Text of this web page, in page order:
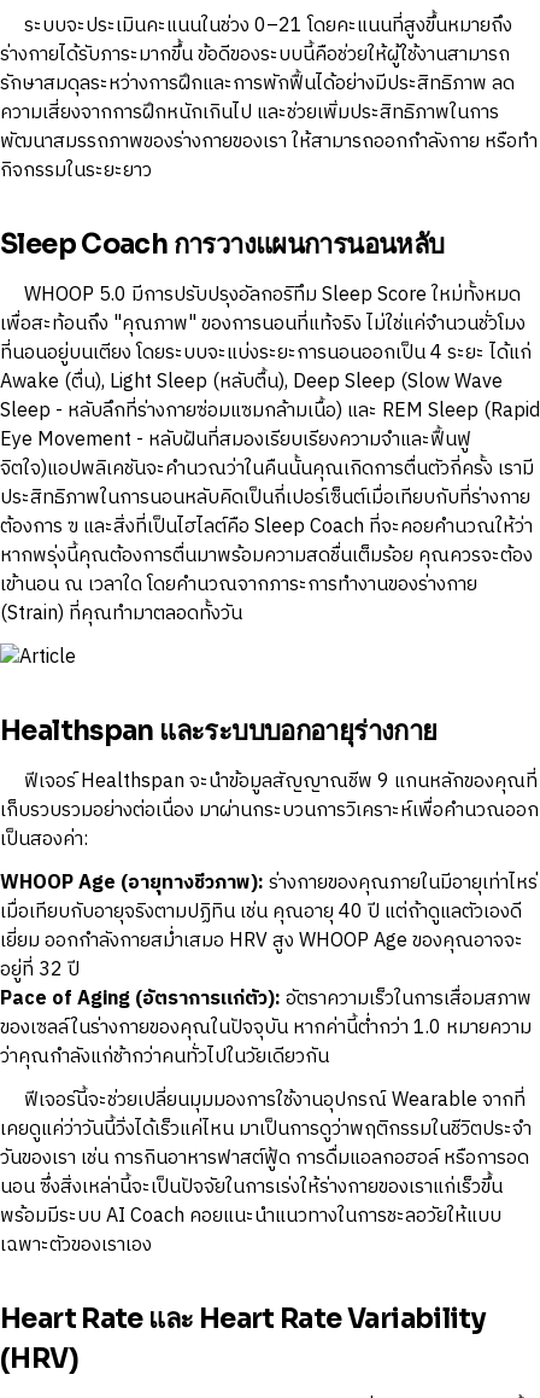
ระบบจะประเมินคะแนนในช่วง 0–21 โดยคะแนนที่สูงขึ้นหมายถึง
ร่างกายได้รับภาระมากขึ้น ข้อดีของระบบนี้คือช่วยให้ผู้ใช้งานสามารถ
รักษาสมดุลระหว่างการฝึกและการพักฟื้นได้อย่างมีประสิทธิภาพ ลด
ความเสี่ยงจากการฝึกหนักเกินไป และช่วยเพิ่มประสิทธิภาพในการ
พัฒนาสมรรถภาพของร่างกายของเรา ให้สามารถออกกำลังกาย หรือทำ
กิจกรรมในระยะยาว
Sleep Coach การวางแผนการนอนหลับ
WHOOP 5.0 มีการปรับปรุงอัลกอริทึม Sleep Score ใหม่ทั้งหมด
เพื่อสะท้อนถึง "คุณภาพ" ของการนอนที่แท้จริง ไม่ใช่แค่จำนวนชั่วโมง
ที่นอนอยู่บนเตียง โดยระบบจะแบ่งระยะการนอนออกเป็น 4 ระยะ ได้แก่
Awake (ตื่น), Light Sleep (หลับตื้น), Deep Sleep (Slow Wave
Sleep - หลับลึกที่ร่างกายซ่อมแซมกล้ามเนื้อ) และ REM Sleep (Rapid
Eye Movement - หลับฝันที่สมองเรียบเรียงความจำและฟื้นฟู
จิตใจ)แอปพลิเคชันจะคำนวณว่าในคืนนั้นคุณเกิดการตื่นตัวกี่ครั้ง เรามี
ประสิทธิภาพในการนอนหลับคิดเป็นกี่เปอร์เซ็นต์เมื่อเทียบกับที่ร่างกาย
ต้องการ ฃ และสิ่งที่เป็นไฮไลต์คือ Sleep Coach ที่จะคอยคำนวณให้ว่า
หากพรุ่งนี้คุณต้องการตื่นมาพร้อมความสดชื่นเต็มร้อย คุณควรจะต้อง
เข้านอน ณ เวลาใด โดยคำนวณจากภาระการทำงานของร่างกาย
(Strain) ที่คุณทำมาตลอดทั้งวัน
Healthspan และระบบบอกอายุร่างกาย
ฟีเจอร์ Healthspan จะนำข้อมูลสัญญาณชีพ 9 แกนหลักของคุณที่
เก็บรวบรวมอย่างต่อเนื่อง มาผ่านกระบวนการวิเคราะห์เพื่อคำนวณออก
เป็นสองค่า:
WHOOP Age (อายุทางชีวภาพ):ร่างกายของคุณภายในมีอายุเท่าไหร่
เมื่อเทียบกับอายุจริงตามปฏิทิน เช่น คุณอายุ 40 ปี แต่ถ้าดูแลตัวเองดี
เยี่ยม ออกกำลังกายสม่ำเสมอ HRV สูง WHOOP Age ของคุณอาจจะ
อยู่ที่ 32 ปี
Pace of Aging (อัตราการแก่ตัว):อัตราความเร็วในการเสื่อมสภาพ
ของเซลล์ในร่างกายของคุณในปัจจุบัน หากค่านี้ต่ำกว่า 1.0 หมายความ
ว่าคุณกำลังแก่ช้ากว่าคนทั่วไปในวัยเดียวกัน
ฟีเจอร์นี้จะช่วยเปลี่ยนมุมมองการใช้งานอุปกรณ์ Wearable จากที่
เคยดูแค่ว่าวันนี้วิ่งได้เร็วแค่ไหน มาเป็นการดูว่าพฤติกรรมในชีวิตประจำ
วันของเรา เช่น การกินอาหารฟาสต์ฟู้ด การดื่มแอลกอฮอล์ หรือการอด
นอน ซึ่งสิ่งเหล่านี้จะเป็นปัจจัยในการเร่งให้ร่างกายของเราแก่เร็วขึ้น
พร้อมมีระบบ AI Coach คอยแนะนำแนวทางในการชะลอวัยให้แบบ
เฉพาะตัวของเราเอง
Heart Rate และ Heart Rate Variability
(HRV)